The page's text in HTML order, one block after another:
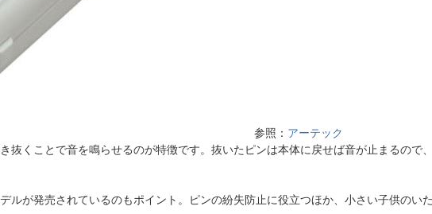
参照： アーテック
抜くことで音を鳴らせるのが特徴です。抜いたピンは本体に戻せば音が止まるので
ルが発売されているのもポイント。ピンの紛失防止に役立つほか、小さい子供のい